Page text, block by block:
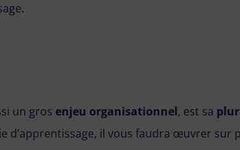
un gros enjeu organisationnel, est sa
d’apprentissage, il vous faudra œuvrer sur